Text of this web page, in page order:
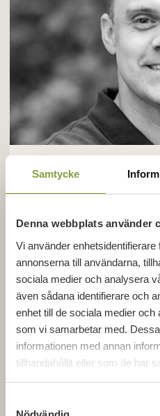
Samtycke
Denna webbplats använder
Vi använder
annonserna till användarna,
sociala medier och analysera
även sådana identifierare och
enhet till de sociala medier
som vi samarbetar med.
informationen med annan
tillhandahållit eller som de har
deras tjänster.
Kim Eriksson
Avdelningschef
0733-90 95 06